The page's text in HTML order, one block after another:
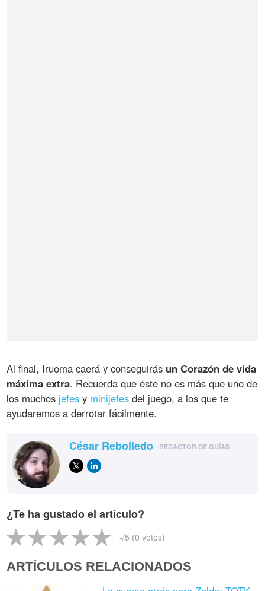
Al final, Iruoma caerá y conseguirás un Corazón de vida
máxima extra. Recuerda que éste no es más que uno de
los muchos jefes y minijefes del juego, a los que te
ayudaremos a derrotar fácilmente.
César Rebolledo REDACTOR DE GUÍAS
¿Te ha gustado el artículo?
-/5 (0 votos)
ARTÍCULOS RELACIONADOS